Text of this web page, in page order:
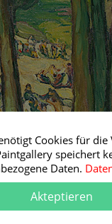
Cookies für die
speichert
Daten.
Akteptieren